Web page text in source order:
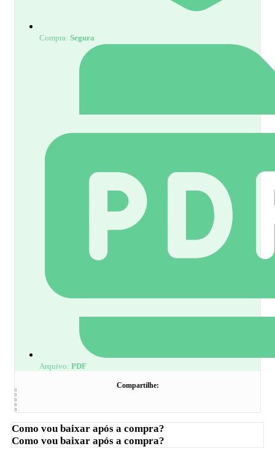
Compra: Segura
Arquivo: PDF
Compartilhe:
Como vou baixar após a compra?
Como vou baixar após a compra?